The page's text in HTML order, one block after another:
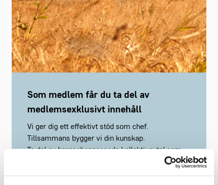
Som medlem får du ta del av
medlemsexklusivt innehåll
Vi ger dig ett effektivt stöd som chef.
Tillsammans bygger vi din kunskap.
Ta del av branschanpassade kollektivavtal som